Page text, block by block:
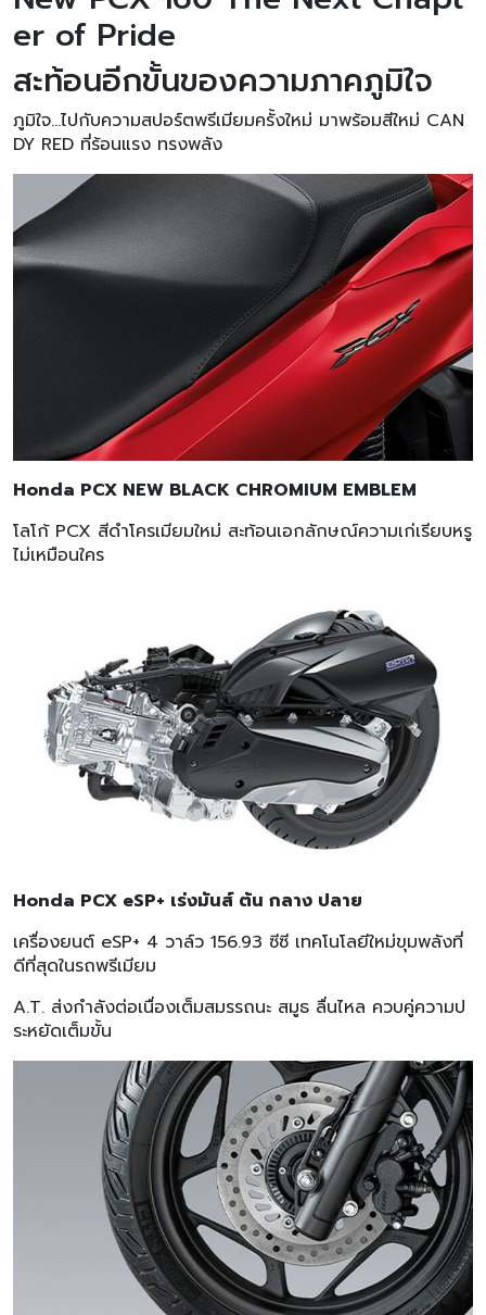
er of Pride
สะท้อนอีกขั้นของความภาคภูมิใจ
ภูมิใจ...ไปกับความสปอร์ตพรีเมียมครั้งใหม่ มาพร้อมสีใหม่ CAN
DY RED ที่ร้อนแรง ทรงพลัง
Honda PCX NEW BLACK CHROMIUM EMBLEM
โลโก้ PCX สีดำโครเมียมใหม่ สะท้อนเอกลักษณ์ความเก่เรียบหรู
ไม่เหมือนใคร
Honda PCX eSP+ เร่งมันส์ ต้น กลาง ปลาย
เครื่องยนต์ eSP+ 4 วาล์ว 156.93 ซีซี เทคโนโลยีใหม่ขุมพลังที่
ดีที่สุดในรถพรีเมียม
A.T. ส่งกำลังต่อเนื่องเต็มสมรรถนะ สมูธ ลื่นไหล ควบคู่ความป
ระหยัดเต็มขั้น